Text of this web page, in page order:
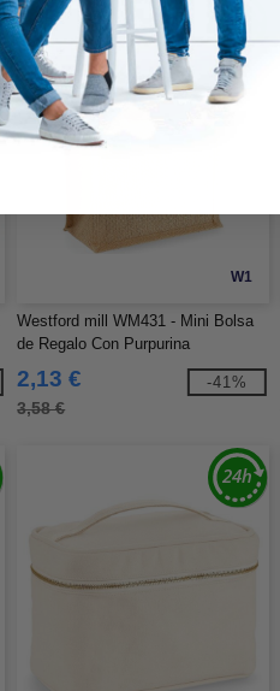
W1
Westford mill WM431 - Mini Bolsa
de Regalo Con Purpurina
2,13 €
3,58 €
-41%